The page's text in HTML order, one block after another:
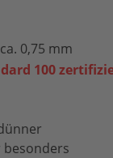
0,75 mm
100